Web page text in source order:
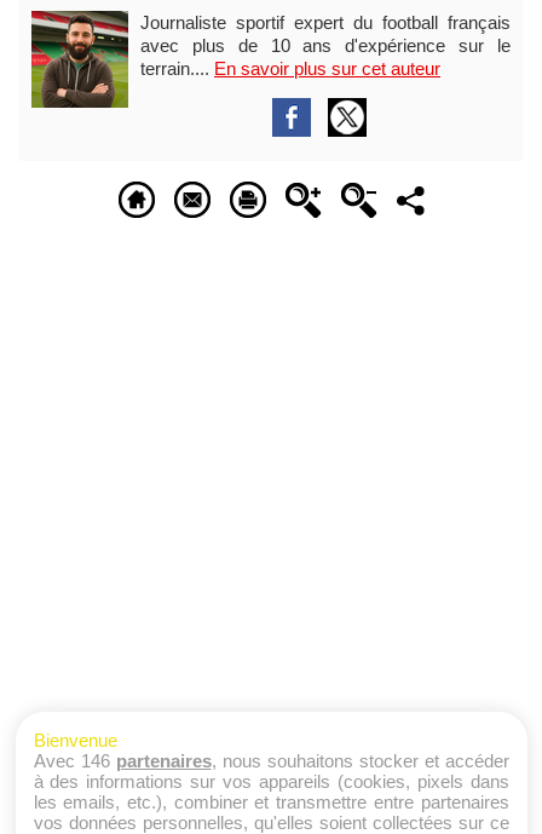
Journaliste sportif expert du football français
avec plus de 10 ans d'expérience sur le
terrain.... En savoir plus sur cet auteur
Bienvenue
Avec 146 partenaires, nous souhaitons stocker et accéder
à des informations sur vos appareils (cookies, pixels dans
les emails, etc.), combiner et transmettre entre partenaires
vos données personnelles, qu'elles soient collectées sur ce